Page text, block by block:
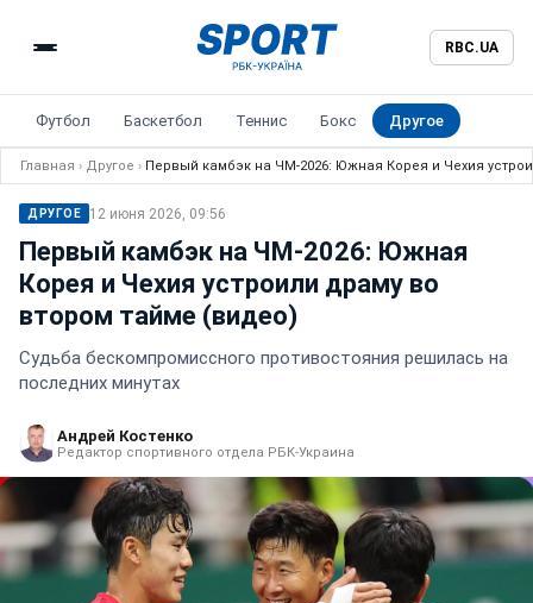
RBC.UA
Футбол Баскетбол Теннис Бокс Другое
Главная › Другое › Первый камбэк на ЧМ-2026: Южная Корея и Чехия
ДРУГОЕ 12 июня 2026, 09:56
Первый камбэк на ЧМ-2026: Южная
Корея и Чехия устроили драму во
втором тайме (видео)
Судьба бескомпромиссного противостояния решилась на
последних минутах
Андрей Костенко
Редактор спортивного отдела РБК-Украина